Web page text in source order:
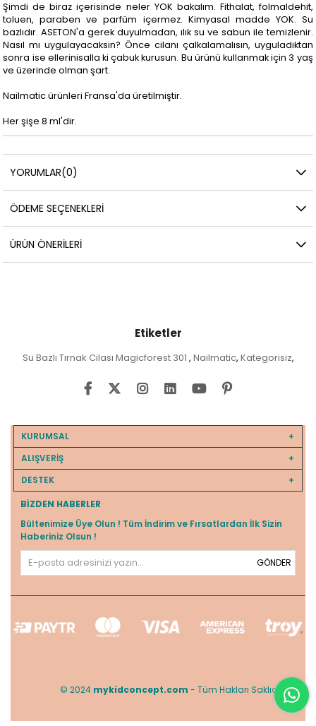
Şimdi de biraz içerisinde neler YOK bakalım. Fithalat, folmaldehit,
toluen, paraben ve parfüm içermez. Kimyasal madde YOK. Su
bazlıdır. ASETON'a gerek duyulmadan, ılık su ve sabun ile temizlenir.
Nasıl mı uygulayacaksın? Önce cilanı çalkalamalısın, uyguladıktan
sonra ise ellerinisalla ki çabuk kurusun. Bu ürünü kullanmak için 3 yaş
ve üzerinde olman şart.
Nailmatic ürünleri Fransa'da üretilmiştir.
Her şişe 8 ml'dir.
YORUMLAR(0)
ÖDEME SEÇENEKLERI
ÜRÜN ÖNERILERI
Etiketler
Su Bazlı Tırnak Cilası Magicforest 301 , Nailmatic, Kategorisiz,
KURUMSAL
ALIŞVERİŞ
DESTEK
BIZDEN HABERLER
Bültenimize Üye Olun ! Tüm İndirim ve Fırsatlardan İlk Sizin
Haberiniz Olsun !
GÖNDER
© 2024 mykidconcept.com - Tüm Hakları Saklıdır.